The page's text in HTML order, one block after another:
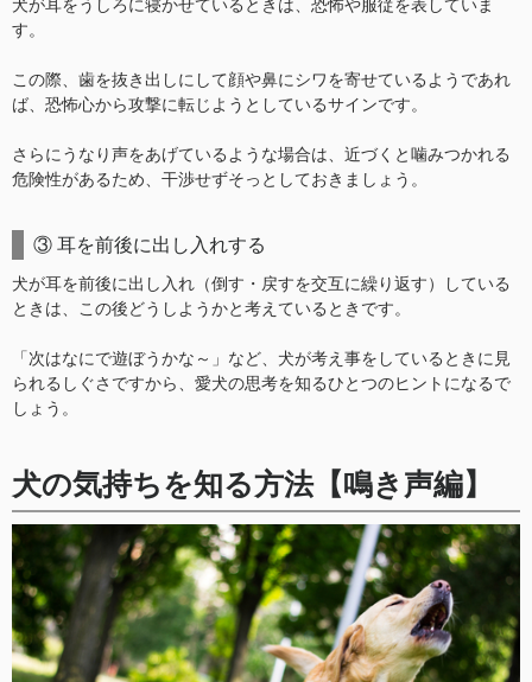
犬が耳をうしろに寝かせているときは、恐怖や服従を表していま
す。
この際、歯を抜き出しにして顔や鼻にシワを寄せているようであれ
ば、恐怖心から攻撃に転じようとしているサインです。
さらにうなり声をあげているような場合は、近づくと噛みつかれる
危険性があるため、干渉せずそっとしておきましょう。
③ 耳を前後に出し入れする
犬が耳を前後に出し入れ（倒す・戻すを交互に繰り返す）している
ときは、この後どうしようかと考えているときです。
「次はなにで遊ぼうかな～」など、犬が考え事をしているときに見
られるしぐさですから、愛犬の思考を知るひとつのヒントになるで
しょう。
犬の気持ちを知る方法【鳴き声編】